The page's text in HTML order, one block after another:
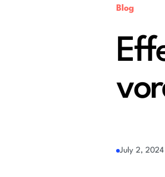
Blog
July 2, 2024